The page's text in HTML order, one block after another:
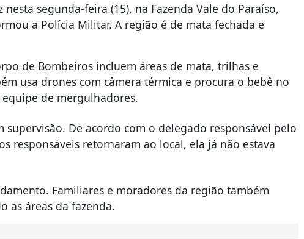
segunda-feira (15), na Fazenda Vale do Paraíso,
a Polícia Militar. A região é de mata fechada e
de Bombeiros incluem áreas de mata, trilhas e
usa drones com câmera térmica e procura o bebê no
de mergulhadores.
supervisão. De acordo com o delegado responsável pelo
responsáveis retornaram ao local, ela já não estava
Familiares e moradores da região também
as áreas da fazenda.